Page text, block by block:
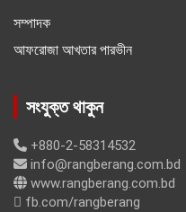
সম্পাদক
আফরোজা আখতার পারভীন
সংযুক্ত থাকুন
+880-2-58314532
info@rangberang.com.bd
www.rangberang.com.bd
fb.com/rangberang